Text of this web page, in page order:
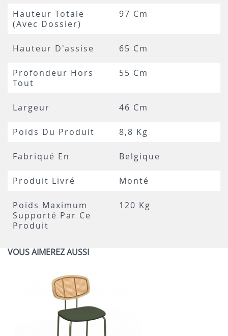
Hauteur Totale
(avec Dossier)
97 Cm
Hauteur D'assise 65 Cm
Profondeur Hors
Tout
55 Cm
Largeur 46 Cm
Poids Du Produit 8,8 Kg
Fabriqué En Belgique
Produit Livré Monté
Poids Maximum
Supporté Par Ce
Produit
120 Kg
VOUS AIMEREZ AUSSI